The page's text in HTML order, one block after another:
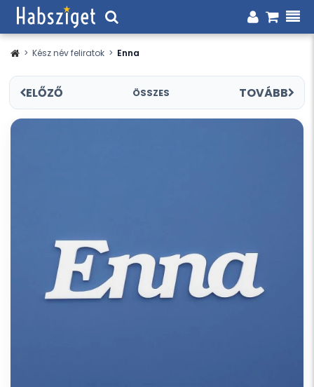
> Kész név feliratok > Enna
ELŐZŐ ÖSSZES TOVÁBB